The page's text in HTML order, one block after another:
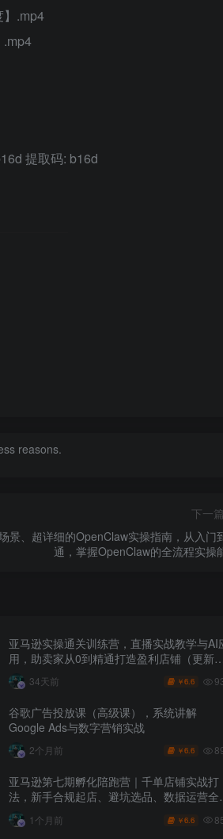
.mp4
提取码: b16d
reasons.
下一
景、超详细的OpenClaw实操指南，从入门
通，掌握OpenClaw的全流程实操
亚马逊实操通关训练营，直播实战教学与AI
用，助卖家从0到精通打造盈利店铺（更新7
月3日）
34天前 ￥6.6
谷歌广告投放课（高级课），系统讲解
Google Ads与数字营销实战
2个月前 ￥6.6
亚马逊第七期孵化陪跑营｜千单店铺实战打
法，新手合规起店、避坑选品、数据运营全
地（更新0625）
1个月前 ￥6.6